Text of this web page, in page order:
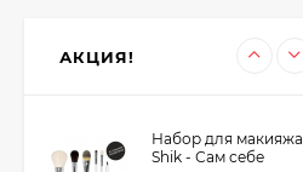
АКЦИЯ!
Набор для макияжа
Shik - Сам себе